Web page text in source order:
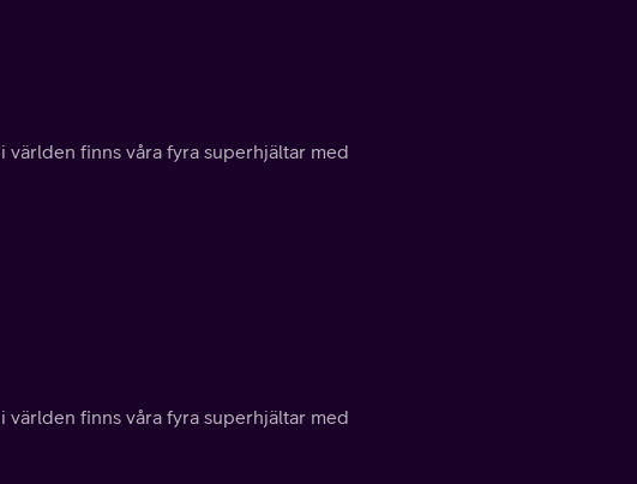
världen finns våra fyra superhjältar med
världen finns våra fyra superhjältar med